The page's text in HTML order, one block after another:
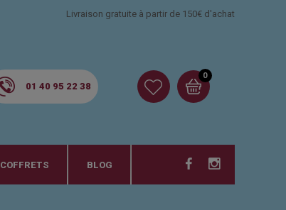
Livraison gratuite à partir de 150€ d'achat
01 40 95 22 38
0
COFFRETS BLOG